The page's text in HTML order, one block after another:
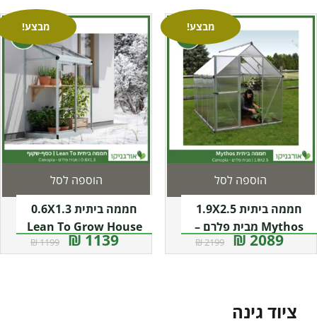
מבצע!
חממה ביתית 1.9X2.5
Mythos מבית פלרם –
Canopia
2089 ₪
2199 ₪
הוספה לסל
מבצע!
חממה ביתית 0.6X1.3
Lean To Grow House
שקופה מבית פלרם –
1139 ₪
1199 ₪
הוספה לסל
ציוד גינה